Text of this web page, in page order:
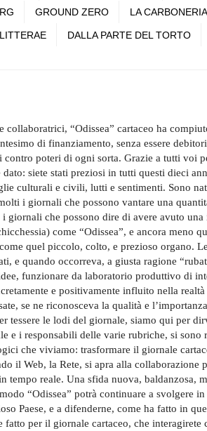
GROUND ZERO LA CARBONERIA
LITTERAE DALLA PARTE DEL TORTO
collaboratrici, “Odissea” cartaceo ha
di finanziamento, senza essere
contro poteri di ogni sorta. Grazie a tutti voi
siete stati preziosi in tutti questi dieci
culturali e civili, lutti e sentimenti. Sono
i giornali che possono vantare una
giornali che possono dire di avere avuto
come “Odissea”, e ancora meno
quel piccolo, colto, e prezioso organo.
e quando occorreva, a giusta ragione
funzionare da laboratorio produttivo di
e positivamente influito nella
se ne riconosceva la qualità e
tessere le lodi del giornale, siamo qui per
e i responsabili delle varie rubriche, si
che viviamo: trasformare il giornale
il Web, la Rete, si apra alla collaborazione
reale. Una sfida nuova, baldanzosa,
“Odissea” potrà continuare a svolgere
Paese, e a difenderne, come ha fatto in
per il giornale cartaceo, che